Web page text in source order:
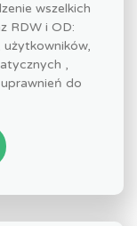
wszelkich
RDW i OD:
,
do